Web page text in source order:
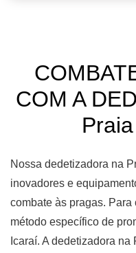
COM A
Nossa dedetizadora na
inovadores e
combate às pragas.
método específico de
Icaraí. A dedetizadora